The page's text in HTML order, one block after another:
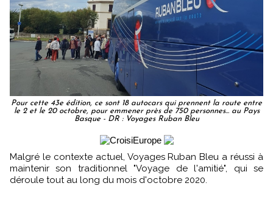
Pour cette 43e édition, ce sont 18 autocars qui prennent la route entre
le 2 et le 20 octobre, pour emmener près de 750 personnes... au Pays
Basque - DR : Voyages Ruban Bleu
Malgré le contexte actuel, Voyages Ruban Bleu a réussi à
maintenir son traditionnel "Voyage de l'amitié", qui se
déroule tout au long du mois d'octobre 2020.